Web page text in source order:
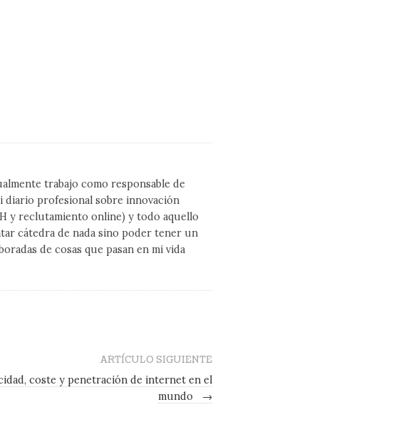
trabajo como responsable de
diario profesional sobre innovación
y reclutamiento online) y todo aquello
cátedra de nada sino poder tener un
de cosas que pasan en mi vida
ARTÍCULO SIGUIENTE
coste y penetración de internet en el
mundo
→